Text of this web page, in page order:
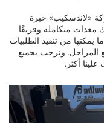
«لاندسكيب» خبرة
متكاملة وفريقًا
من تنفيذ الطلبيات
ونرحب بجميع
أكثر.